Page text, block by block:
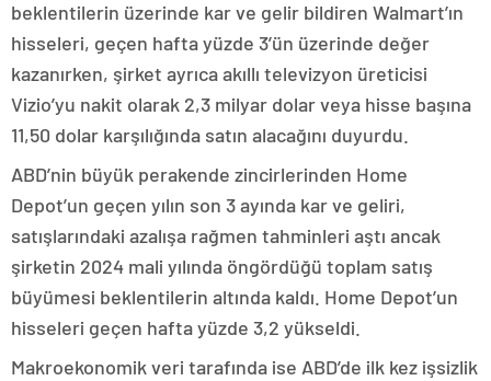
beklentilerin üzerinde kar ve gelir bildiren Walmart’ın
hisseleri, geçen hafta yüzde 3’ün üzerinde değer
kazanırken, şirket ayrıca akıllı televizyon üreticisi
Vizio’yu nakit olarak 2,3 milyar dolar veya hisse başına
11,50 dolar karşılığında satın alacağını duyurdu.
ABD’nin büyük perakende zincirlerinden Home
Depot’un geçen yılın son 3 ayında kar ve geliri,
satışlarındaki azalışa rağmen tahminleri aştı ancak
şirketin 2024 mali yılında öngördüğü toplam satış
büyümesi beklentilerin altında kaldı. Home Depot’un
hisseleri geçen hafta yüzde 3,2 yükseldi.
Makroekonomik veri tarafında ise ABD’de ilk kez işsizlik